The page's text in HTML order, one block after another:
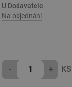
U Dodavatele
Na objednání
- + KS